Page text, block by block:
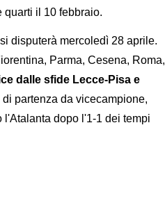
quarti il 10 febbraio.
disputerà mercoledì 28 aprile.
Parma, Cesena, Roma,
dalle sfide Lecce-Pisa e
partenza da vicecampione,
dopo l'1-1 dei tempi